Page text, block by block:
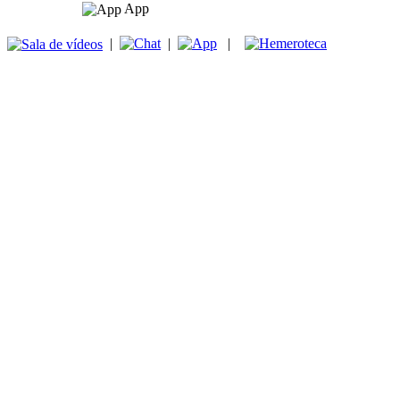
App
| | |